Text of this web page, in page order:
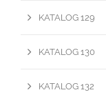
KATALOG 129
KATALOG 130
KATALOG 132